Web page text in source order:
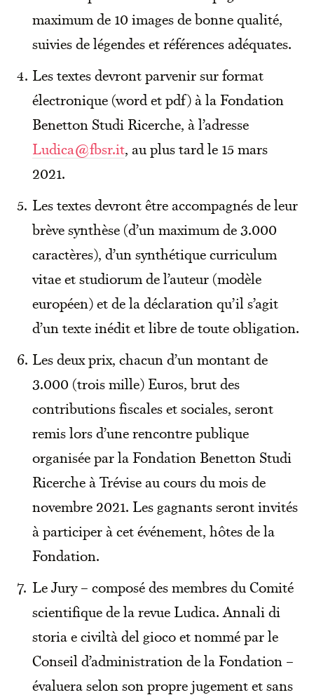
maximum de 10 images de bonne qualité,
suivies de légendes et références adéquates.
Les textes devront parvenir sur format
électronique (word et pdf) à la Fondation
Benetton Studi Ricerche, à l’adresse
Ludica@fbsr.it, au plus tard le 15 mars
2021.
Les textes devront être accompagnés de leur
brève synthèse (d’un maximum de 3.000
caractères), d’un synthétique curriculum
vitae et studiorum de l’auteur (modèle
européen) et de la déclaration qu’il s’agit
d’un texte inédit et libre de toute obligation.
Les deux prix, chacun d’un montant de
3.000 (trois mille) Euros, brut des
contributions fiscales et sociales, seront
remis lors d’une rencontre publique
organisée par la Fondation Benetton Studi
Ricerche à Trévise au cours du mois de
novembre 2021. Les gagnants seront invités
à participer à cet événement, hôtes de la
Fondation.
Le Jury – composé des membres du Comité
scientifique de la revue Ludica. Annali di
storia e civiltà del gioco et nommé par le
Conseil d’administration de la Fondation –
évaluera selon son propre jugement et sans